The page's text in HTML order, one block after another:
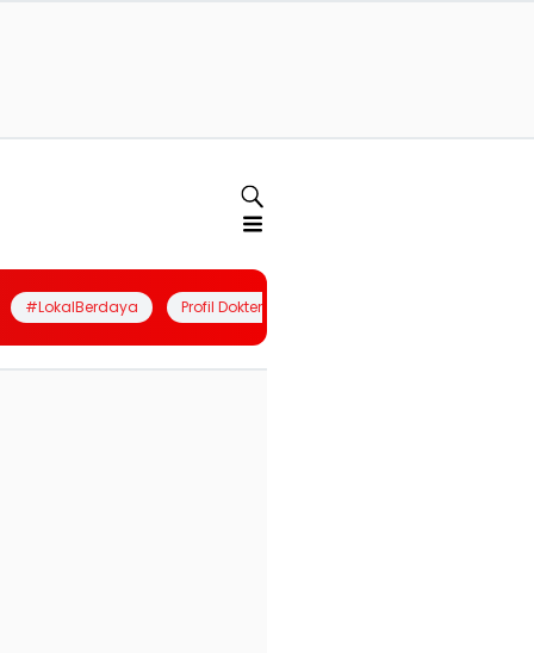
#LokalBerdaya Profil Dokter